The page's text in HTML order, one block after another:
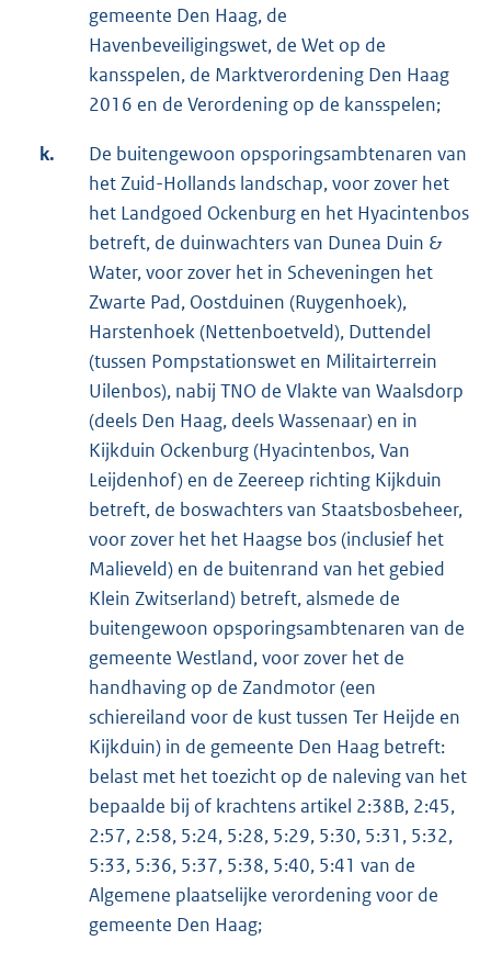
gemeente Den Haag, de
Havenbeveiligingswet, de Wet op de
kansspelen, de Marktverordening Den Haag
2016 en de Verordening op de kansspelen;
k.
De buitengewoon opsporingsambtenaren van
het Zuid-Hollands landschap, voor zover het
het Landgoed Ockenburg en het Hyacintenbos
betreft, de duinwachters van Dunea Duin &
Water, voor zover het in Scheveningen het
Zwarte Pad, Oostduinen (Ruygenhoek),
Harstenhoek (Nettenboetveld), Duttendel
(tussen Pompstationswet en Militairterrein
Uilenbos), nabij TNO de Vlakte van Waalsdorp
(deels Den Haag, deels Wassenaar) en in
Kijkduin Ockenburg (Hyacintenbos, Van
Leijdenhof) en de Zeereep richting Kijkduin
betreft, de boswachters van Staatsbosbeheer,
voor zover het het Haagse bos (inclusief het
Malieveld) en de buitenrand van het gebied
Klein Zwitserland) betreft, alsmede de
buitengewoon opsporingsambtenaren van de
gemeente Westland, voor zover het de
handhaving op de Zandmotor (een
schiereiland voor de kust tussen Ter Heijde en
Kijkduin) in de gemeente Den Haag betreft:
belast met het toezicht op de naleving van het
bepaalde bij of krachtens artikel 2:38B, 2:45,
2:57, 2:58, 5:24, 5:28, 5:29, 5:30, 5:31, 5:32,
5:33, 5:36, 5:37, 5:38, 5:40, 5:41 van de
Algemene plaatselijke verordening voor de
gemeente Den Haag;